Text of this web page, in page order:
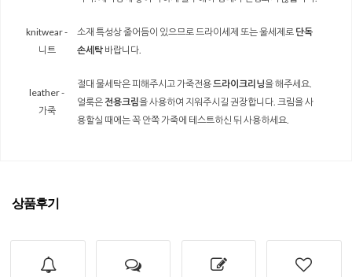
knitwear -
니트
소재 특성상 줄어듬이 있으므로 드라이세제 또는 울세제로 단독
손세탁 바랍니다.
leather -
가죽
절대 물세탁은 피해주시고 가죽전용드라이크리닝을 해주세요.
얼룩은 전용크림을 사용하여 지워주시길 권장합니다. 크림을 사
용할실 때에는 꼭 안쪽 가죽에 테스트하신 뒤 사용하세요.
상품후기